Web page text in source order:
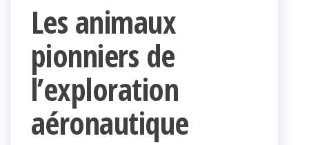
Les animaux
pionniers de
l’exploration
aéronautique